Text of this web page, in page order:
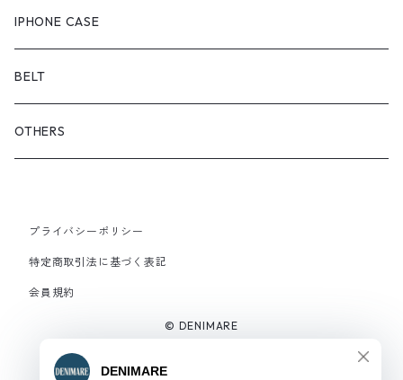
OUTER
スニーカー
サンダル
IPHONE CASE
BELT
OTHERS
プライバシーポリシー
特定商取引法に基づく表記
会員規約
© DENIMARE